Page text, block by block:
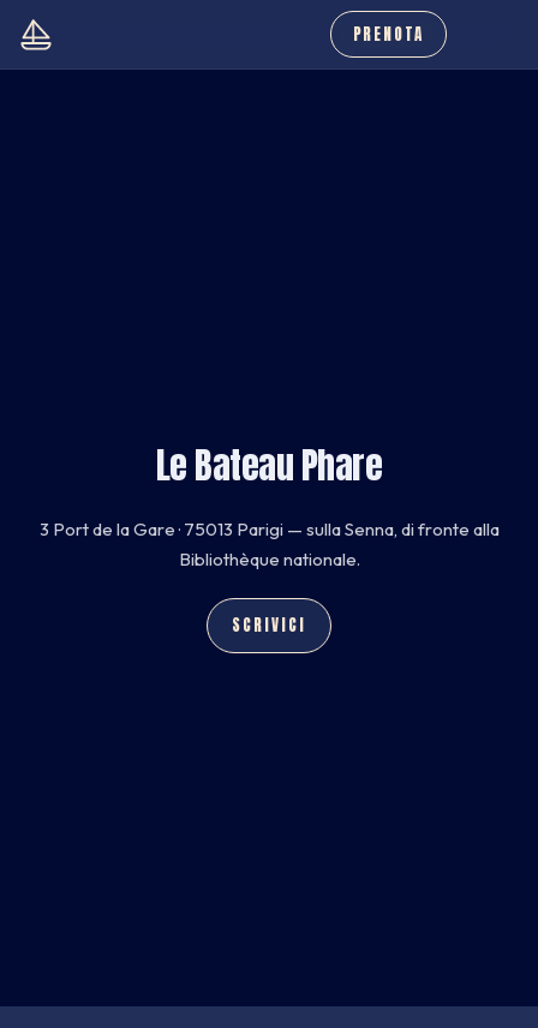
PRENOTA
Le Bateau Phare
3 Port de la Gare · 75013 Parigi — sulla Senna, di fronte alla
Bibliothèque nationale.
SCRIVICI